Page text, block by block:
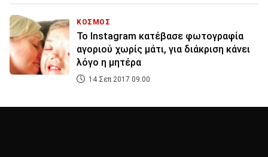
ΚΟΣΜΟΣ
Το Instagram κατέβασε φωτογραφία
αγοριού χωρίς μάτι, για διάκριση κάνει
λόγο η μητέρα
14 Σεπ 2017 09:00